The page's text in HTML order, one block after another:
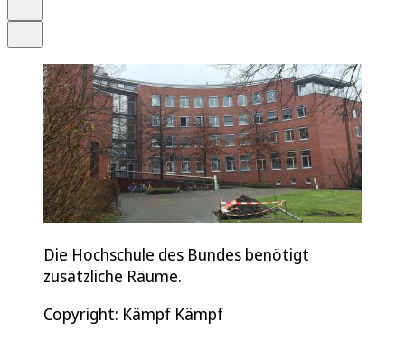
Die Hochschule des Bundes benötigt
zusätzliche Räume.
Copyright: Kämpf Kämpf